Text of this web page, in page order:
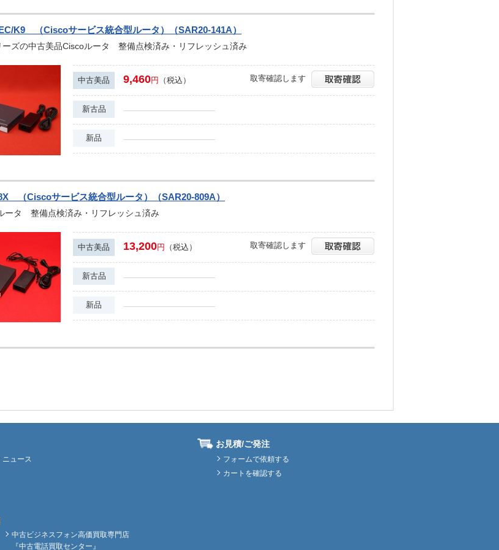
K9 （Ciscoサービス統合型ルータ）（SAR20-141A）
ズの中古美品Ciscoルータ 整備点検済み・リフレッシュ済み
中古美品 9,460円 （税込） 取寄確認します
新古品
新品
（Ciscoサービス統合型ルータ）（SAR20-809A）
ータ 整備点検済み・リフレッシュ済み
中古美品 13,200円 （税込） 取寄確認します
新古品
新品
ニュース
お見積/ご発注
フォームで依頼する
カートを確認する
中古ビジネスフォン高価買取専門店
『中古電話買取センター』